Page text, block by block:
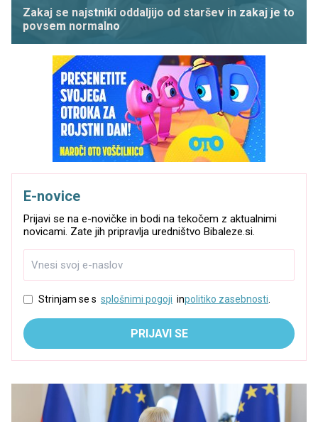
Zakaj se najstniki oddaljijo od staršev in zakaj je to
povsem normalno
E-novice
Prijavi se na e-novičke in bodi na tekočem z aktualnimi
novicami. Zate jih pripravlja uredništvo Bibaleze.si.
Strinjam se s splošnimi pogoji inpolitiko zasebnosti.
PRIJAVI SE